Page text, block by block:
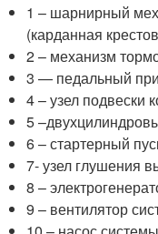
1 – шарнирный
(карданная
2 – механизм
3 — педальный
4 – узел подвески
5
6 – стартерный
7- узел глушения
8 –
9 – вентилятор